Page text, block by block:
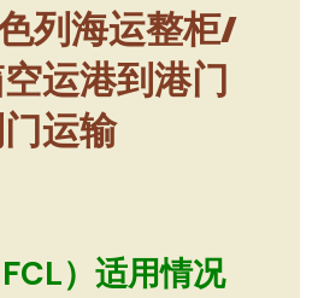
列海运整柜/
运港到港门
运输
）适用情况